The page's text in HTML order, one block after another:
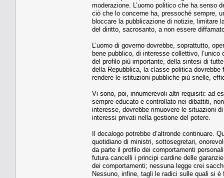
moderazione. L’uomo politico che ha senso
ciò che lo concerne ha, pressoché sempre,
bloccare la pubblicazione di notizie, limitare
del diritto, sacrosanto, a non essere
L’uomo di governo dovrebbe, soprattutto,
bene pubblico, di interesse collettivo,
del profilo più importante, della sintesi di
della Repubblica, la classe politica
rendere le istituzioni pubbliche più snelle,
Vi sono, poi, innumerevoli altri requisiti: ad
sempre educato e controllato nei dibattiti,
interesse, dovrebbe rimuovere le situazioni
interessi privati nella gestione del potere.
Il decalogo potrebbe d’altronde continuare.
quotidiano di ministri, sottosegretari,
da parte il profilo dei comportamenti
futura cancelli i principi cardine delle
dei comportamenti; nessuna legge crei
Nessuno, infine, tagli le radici sulle quali si